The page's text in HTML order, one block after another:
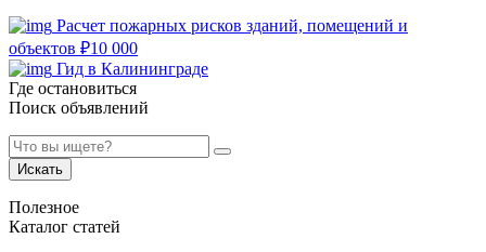
Расчет пожарных рисков зданий, помещений и
объектов ₽10 000
Гид в Калининграде
Где остановиться
Поиск объявлений
Искать
Полезное
Каталог статей